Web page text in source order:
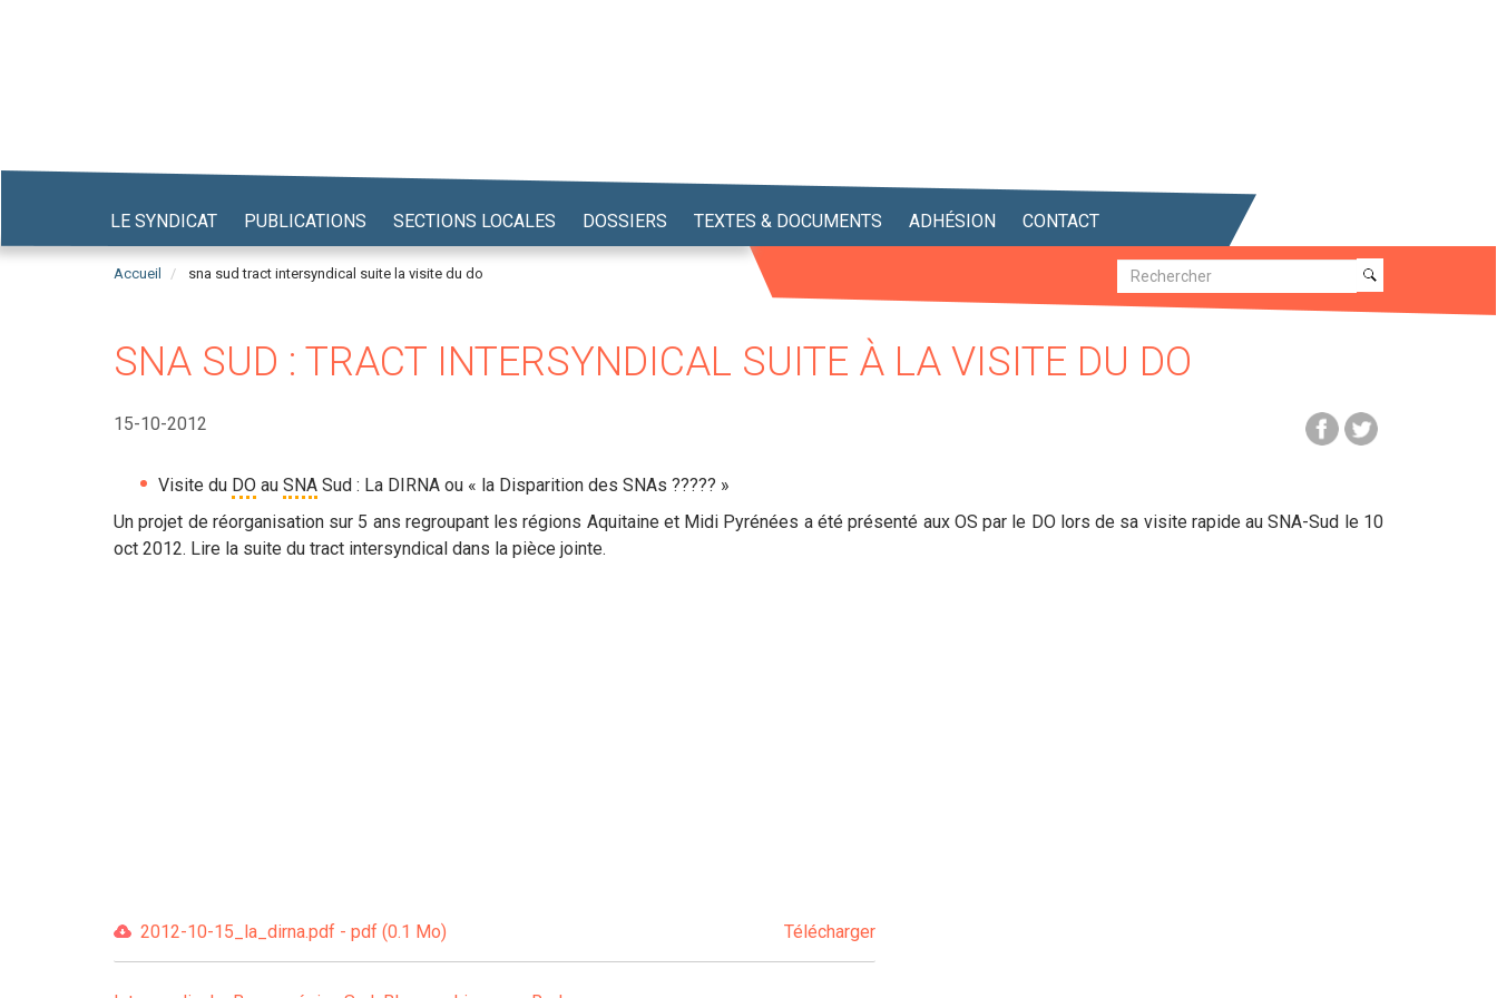
LE SYNDICAT PUBLICATIONS SECTIONS LOCALES DOSSIERS TEXTES & DOCUMENTS ADHÉSION CONTACT
Accueil sna sud tract intersyndical suite la visite du do Recherche
Recherche
SNA SUD : TRACT INTERSYNDICAL SUITE À LA VISITE DU DO
15-10-2012
Visite du DO au SNA Sud : La DIRNA ou « la Disparition des SNAs ????? »
Un projet de réorganisation sur 5 ans regroupant les régions Aquitaine et Midi Pyrénées a été présenté aux OS par le DO lors de sa visite rapide au SNA-Sud le 10
oct 2012. Lire la suite du tract intersyndical dans la pièce jointe.
2012-10-15_la_dirna.pdf - pdf (0.1 Mo) Télécharger